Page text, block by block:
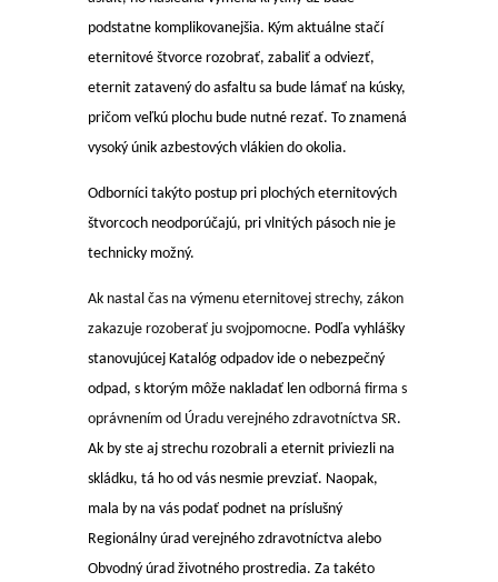
podstatne komplikovanejšia. Kým aktuálne stačí
eternitové štvorce rozobrať, zabaliť a odviezť,
eternit zatavený do asfaltu sa bude lámať na kúsky,
pričom veľkú plochu bude nutné rezať. To znamená
vysoký únik azbestových vlákien do okolia.
Odborníci takýto postup pri plochých eternitových
štvorcoch neodporúčajú, pri vlnitých pásoch nie je
technicky možný.
Ak nastal čas na výmenu eternitovej strechy, zákon
zakazuje rozoberať ju svojpomocne. Podľa vyhlášky
stanovujúcej Katalóg odpadov ide o nebezpečný
odpad, s ktorým môže nakladať len odborná firma s
oprávnením od Úradu verejného zdravotníctva SR.
Ak by ste aj strechu rozobrali a eternit priviezli na
skládku, tá ho od vás nesmie prevziať. Naopak,
mala by na vás podať podnet na príslušný
Regionálny úrad verejného zdravotníctva alebo
Obvodný úrad životného prostredia. Za takéto